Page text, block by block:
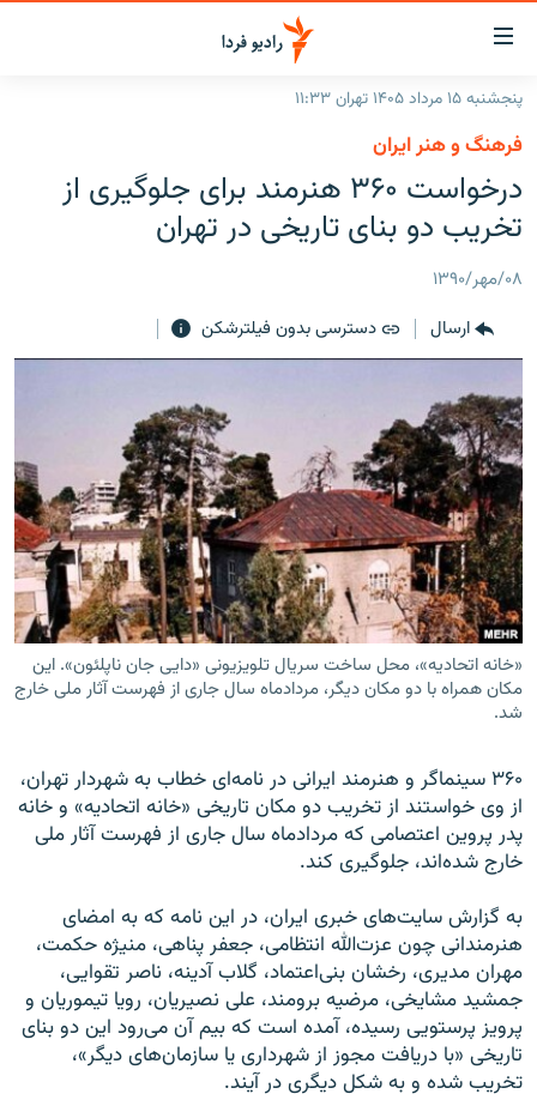
لینک‌های
قابلیت
دسترسی
بازگشت
بازگشت
منوی
اصلی
رفتن
صفحه
جستجو
صفحه اصلی
جهان
برنامه‌های رادیویی
فرکانس‌ها
پادکست
چندرسانه‌ای
گزارش‌های تصویری
گزارش‌های ویدئویی
زنان فردا
English
به ما بپیوندید
زبان‌های دیگر
پنجشنبه ۱۵ مرداد ۱۴۰۵ تهران ۱۱:۳۳
فرهنگ و هنر ایران
درخواست ۳۶۰ هنرمند برای جلوگیری از
تخریب دو بنای تاریخی در تهران
۰۸/مهر/۱۳۹۰
ارسال
دسترسی بدون فیلترشکن
«خانه اتحادیه»، محل ساخت سریال تلویزیونی «دایی جان ناپلئون». این
مکان همراه با دو مکان دیگر، مردادماه سال جاری از فهرست آثار ملی خارج
شد.
۳۶۰ سینماگر و هنرمند ایرانی در نامه‌ای خطاب به شهردار تهران،
از وی خواستند از تخریب دو مکان تاریخی «خانه اتحادیه» و خانه
پدر پروین اعتصامی که مردادماه سال جاری از فهرست آثار ملی
خارج شده‌اند، جلوگیری کند.
به گزارش سایت‌های خبری ایران، در این نامه که به امضای
هنرمندانی چون عزت‌الله انتظامی،‌ جعفر پناهی، منیژه حکمت،
مهران مدیری، رخشان بنی‌اعتماد، گلاب آدینه، ناصر تقوایی،
جمشید مشایخی، مرضیه برومند، علی نصیریان، رویا تیموریان و
پرویز پرستویی رسیده، آمده است که بیم آن می‌رود این دو بنای
تاریخی «با دریافت مجوز از شهرداری یا سازمان‌های دیگر»،
تخریب شده و به شکل دیگری در‌ آیند.